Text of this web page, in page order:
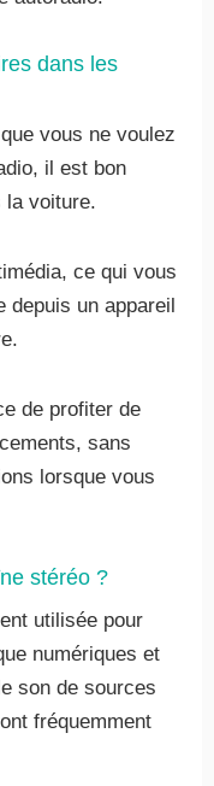
dans les
vous ne voulez
il est bon
la voiture.
ce qui vous
depuis un appareil
de profiter de
sans
lorsque vous
stéréo ?
utilisée pour
numériques et
son de sources
fréquemment